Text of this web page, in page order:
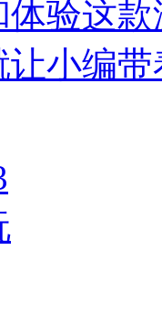
验这
小编